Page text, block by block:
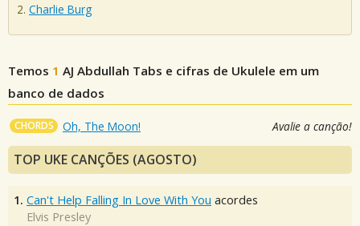
Charlie Burg
Temos 1 AJ Abdullah Tabs e cifras de Ukulele em um
banco de dados
CHORDS Oh, The Moon! Avalie a canção!
TOP UKE CANÇÕES (AGOSTO)
1. Can't Help Falling In Love With You acordes
Elvis Presley